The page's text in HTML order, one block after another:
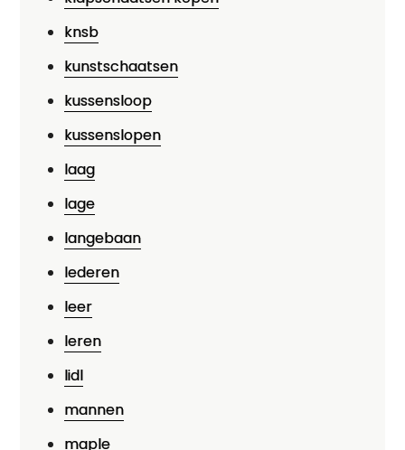
knsb
kunstschaatsen
kussensloop
kussenslopen
laag
lage
langebaan
lederen
leer
leren
lidl
mannen
maple